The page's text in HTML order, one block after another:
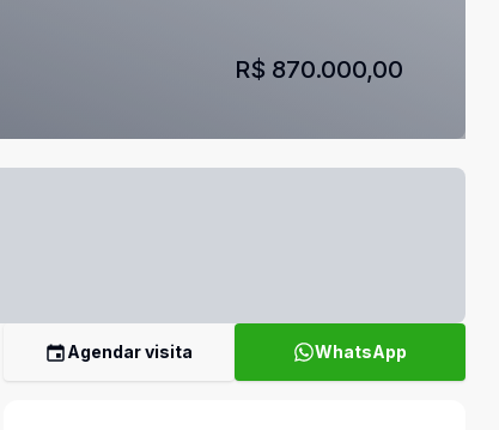
R$ 870.000,00
Agendar visita WhatsApp